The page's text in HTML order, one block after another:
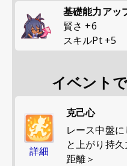
基礎能力アッ
賢さ +6
スキルPt+5
イベント
詳細
克己心
レース中盤
と上がり持
距離＞